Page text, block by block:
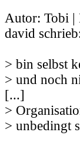
Autor: Tobi |
david
> bin selbst
> und noch
[...]
>
> unbedingt